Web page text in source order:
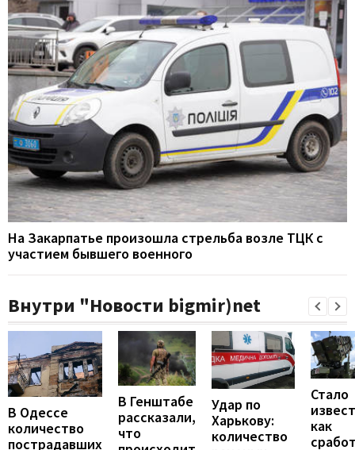
На Закарпатье произошла стрельба возле ТЦК с
участием бывшего военного
Внутри "Новости bigmir)net
В Одессе
количество
пострадавших
В Генштабе
рассказали,
что
Удар по
Харькову:
количество
Стало
как